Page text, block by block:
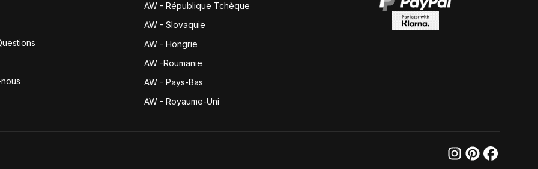
AW - République Tchèque
AW - Slovaquie
AW - Hongrie
AW -Roumanie
AW - Pays-Bas
AW - Royaume-Uni